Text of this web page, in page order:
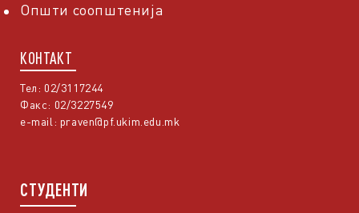
Општи соопштенија
КОНТАКТ
Тел: 02/3117244
Факс: 02/3227549
e-mail: praven@pf.ukim.edu.mk
СТУДЕНТИ